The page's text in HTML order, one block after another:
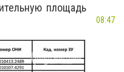
площадь
08:47